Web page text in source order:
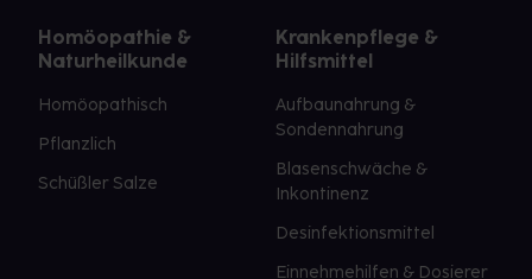
Homöopathie &
Naturheilkunde
Homöopathisch
Pflanzlich
Schüßler Salze
Krankenpflege &
Hilfsmittel
Aufbaunahrung &
Sondennahrung
Blasenschwäche &
Inkontinenz
Desinfektionsmittel
Einnehmehilfen & Dosierer